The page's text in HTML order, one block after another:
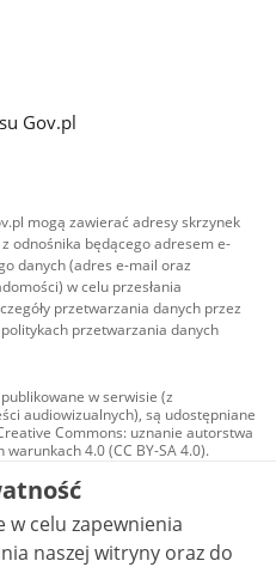
Gov.pl
mogą zawierać adresy skrzynek
odnośnika będącego adresem e-
danych (adres e-mail oraz
w celu przesłania
przetwarzania danych przez
przetwarzania danych
w serwisie (z
audiowizualnych), są udostępniane
Commons: uznanie autorstwa
warunkach 4.0 (CC BY-SA 4.0).
w tym zdjęcia, materiały
na licencji typu
uznanie autorstwa użycie
utworów zależnych 4.0 (CC BY-
nie jest to stwierdzone inaczej.
w celu zapewnienia
naszej witryny oraz do